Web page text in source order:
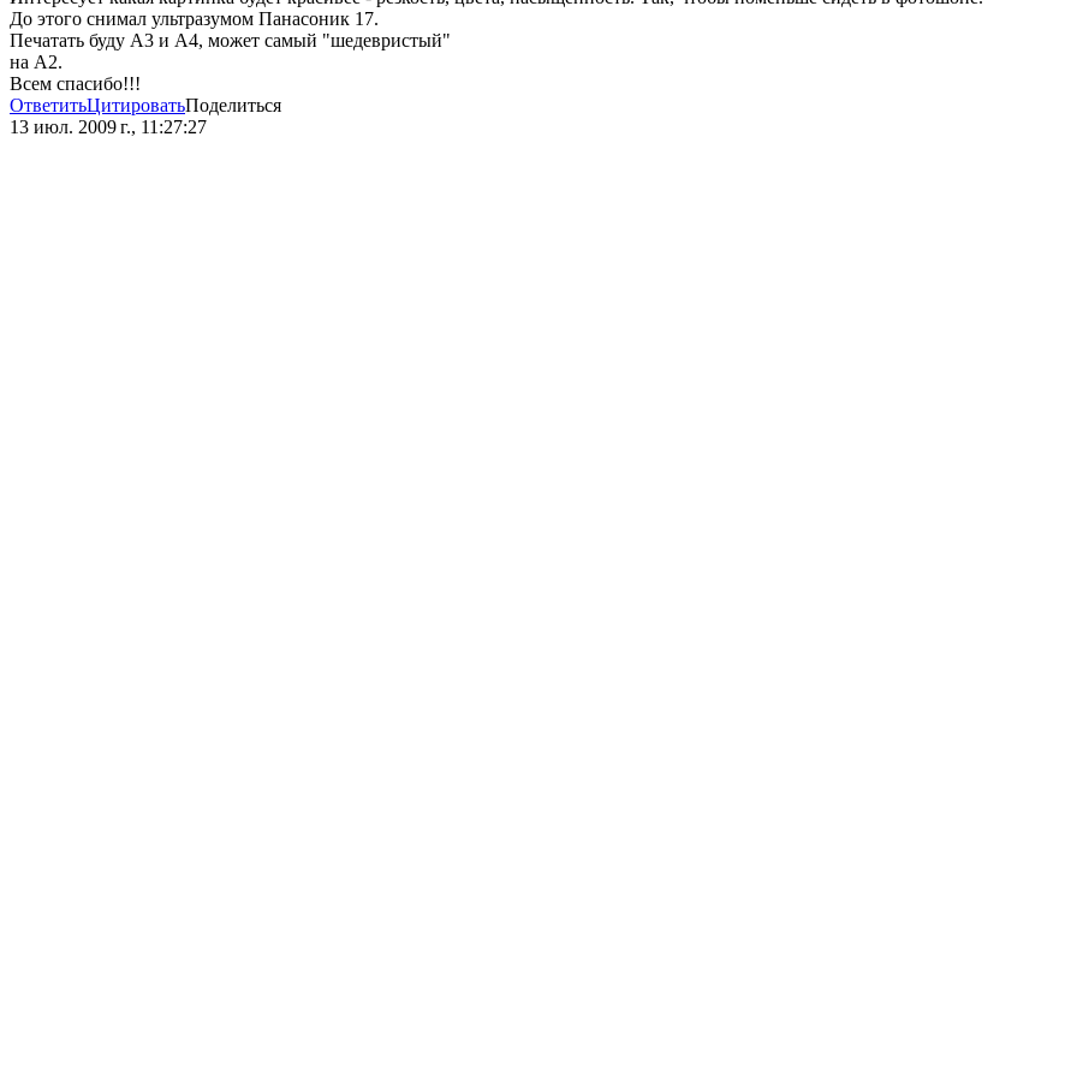
До этого снимал ультразумом Панасоник 17.
Печатать буду А3 и А4, может самый "шедевристый"
на А2.
Всем спасибо!!!
ОтветитьЦитироватьПоделиться
13 июл. 2009 г., 11:27:27